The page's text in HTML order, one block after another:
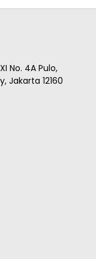
No. 4A Pulo,
Jakarta 12160